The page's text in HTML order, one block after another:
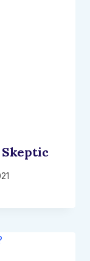
Skeptic